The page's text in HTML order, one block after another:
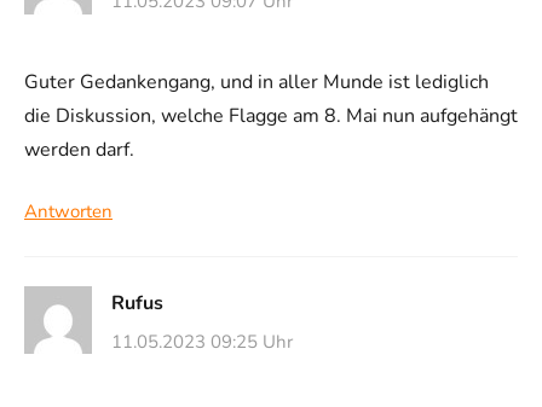
Guter Gedankengang, und in aller Munde ist lediglich
die Diskussion, welche Flagge am 8. Mai nun aufgehängt
werden darf.
Antworten
Rufus
11.05.2023 09:25 Uhr